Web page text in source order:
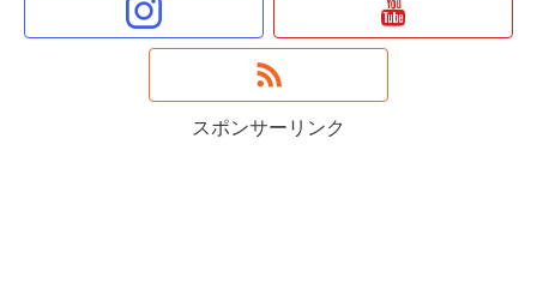
スポンサーリンク